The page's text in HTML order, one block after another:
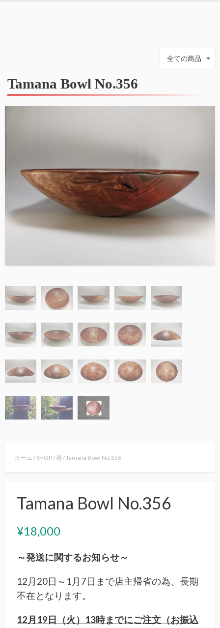
全ての商品
Tamana Bowl No.356
ホーム /SHOP/器 / Tamana Bowl No.356
Tamana Bowl No.356
¥18,000
～発送に関するお知らせ～
12月20日～1月7日まで店主帰省の為、長期
不在となります。
12月19日（火）13時までにご注文（お振込